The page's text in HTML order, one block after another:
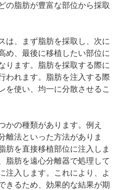
の脂肪が豊富な部位から採取
は、まず脂肪を採取し、次に
め、最後に移植したい部位に
ります。脂肪を採取する際に
われます。脂肪を注入する際
を使い、均一に分散させるこ
かの種類があります。例え
離法といった方法がありま
肪を直接移植部位に注入しま
脂肪を遠心分離器で処理して
注入します。これにより、よ
きるため、効果的な結果が期